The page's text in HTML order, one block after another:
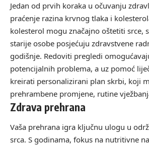
Jedan od prvih koraka u očuvanju
praćenje razina krvnog tlaka i
kolesterol mogu značajno oštetiti srce,
starije osobe posjećuju zdravstvene
godišnje. Redoviti pregledi
potencijalnih problema, a uz pomoć
kreirati personalizirani plan skrbi, koji
prehrambene promjene, rutine
Zdrava prehrana
Vaša prehrana igra ključnu ulogu u
srca. S godinama, fokus na nutritivne